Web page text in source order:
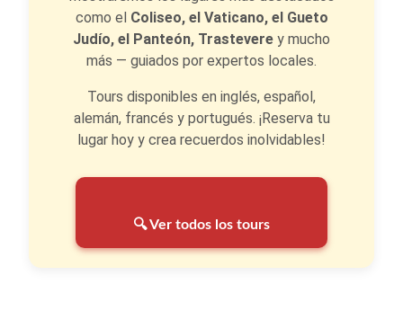
como el Coliseo, el Vaticano, el Gueto
Judío, el Panteón, Trastevere y mucho
más — guiados por expertos locales.
Tours disponibles en inglés, español,
alemán, francés y portugués. ¡Reserva tu
lugar hoy y crea recuerdos inolvidables!
🔍 Ver todos los tours